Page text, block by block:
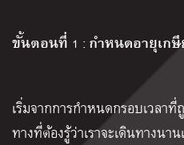
ขั้นตอนที่ 1 : กำหนดอายุเก
เริ่มจากการกำหนดกรอบเวลา
ทางที่ต้องรู้ว่าเราจะเดินทางน